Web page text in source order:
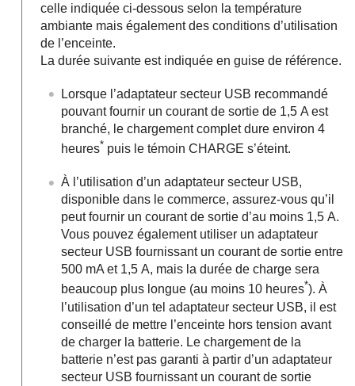
celle indiquée ci-dessous selon la température
ambiante mais également des conditions d’utilisation
de l’enceinte.
La durée suivante est indiquée en guise de référence.
Lorsque l’adaptateur secteur USB recommandé
pouvant fournir un courant de sortie de 1,5 A est
branché, le chargement complet dure environ 4
heures* puis le témoin CHARGE s’éteint.
À l’utilisation d’un adaptateur secteur USB,
disponible dans le commerce, assurez-vous qu’il
peut fournir un courant de sortie d’au moins 1,5 A.
Vous pouvez également utiliser un adaptateur
secteur USB fournissant un courant de sortie entre
500 mA et 1,5 A, mais la durée de charge sera
beaucoup plus longue (au moins 10 heures*). À
l’utilisation d’un tel adaptateur secteur USB, il est
conseillé de mettre l’enceinte hors tension avant
de charger la batterie. Le chargement de la
batterie n’est pas garanti à partir d’un adaptateur
secteur USB fournissant un courant de sortie